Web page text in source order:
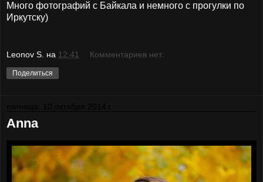
Много фотографий с Байкала и немного с прогулки по
Иркутску)
Leonov S. на 12:41 Комментариев нет:
Поделиться
Anna